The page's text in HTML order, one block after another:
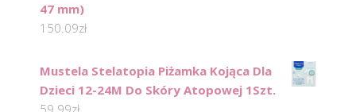
47 mm)
150.09zł
Mustela Stelatopia Piżamka Kojąca Dla
Dzieci 12-24M Do Skóry Atopowej 1Szt.